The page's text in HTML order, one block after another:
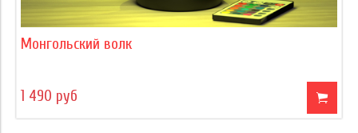
Монгольский волк
1 490 руб